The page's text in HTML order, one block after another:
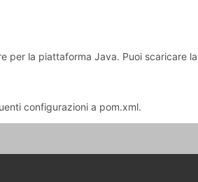
per la piattaforma Java. Puoi scaricare
configurazioni a pom.xml.